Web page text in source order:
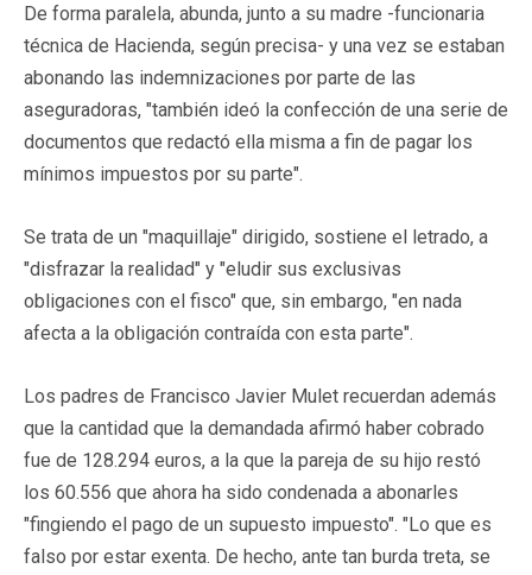
De forma paralela, abunda, junto a su madre -funcionaria
técnica de Hacienda, según precisa- y una vez se estaban
abonando las indemnizaciones por parte de las
aseguradoras, "también ideó la confección de una serie de
documentos que redactó ella misma a fin de pagar los
mínimos impuestos por su parte".
Se trata de un "maquillaje" dirigido, sostiene el letrado, a
"disfrazar la realidad" y "eludir sus exclusivas
obligaciones con el fisco" que, sin embargo, "en nada
afecta a la obligación contraída con esta parte".
Los padres de Francisco Javier Mulet recuerdan además
que la cantidad que la demandada afirmó haber cobrado
fue de 128.294 euros, a la que la pareja de su hijo restó
los 60.556 que ahora ha sido condenada a abonarles
"fingiendo el pago de un supuesto impuesto". "Lo que es
falso por estar exenta. De hecho, ante tan burda treta, se